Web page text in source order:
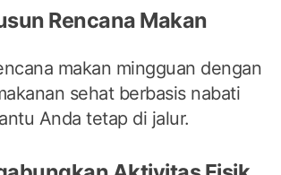
Rencana Makan
makan mingguan dengan
sehat berbasis nabati
Anda tetap di jalur.